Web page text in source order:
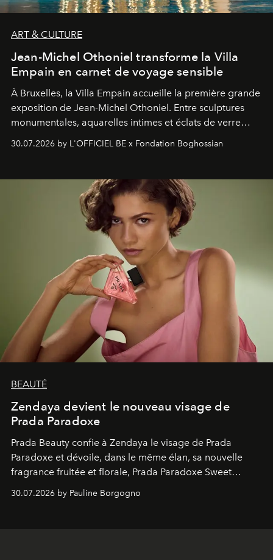
ART & CULTURE
Jean-Michel Othoniel transforme la Villa
Empain en carnet de voyage sensible
À Bruxelles, la Villa Empain accueille la première grande
exposition de Jean-Michel Othoniel. Entre sculptures
monumentales, aquarelles intimes et éclats de verre
soufflé, l’artiste français compose un itinéraire
émotionnel où chaque œuvre devient le souvenir
émerveillement.
30.07.2026 by L'OFFICIEL BE x Fondation Boghossian
BEAUTÉ
Zendaya devient le nouveau visage de
Prada Paradoxe
Prada Beauty confie à Zendaya le visage de Prada
Paradoxe et dévoile, dans le même élan, sa nouvelle
fragrance fruitée et florale, Prada Paradoxe Sweet
Chemistry Eau de Parfum.
30.07.2026 by Pauline Borgogno